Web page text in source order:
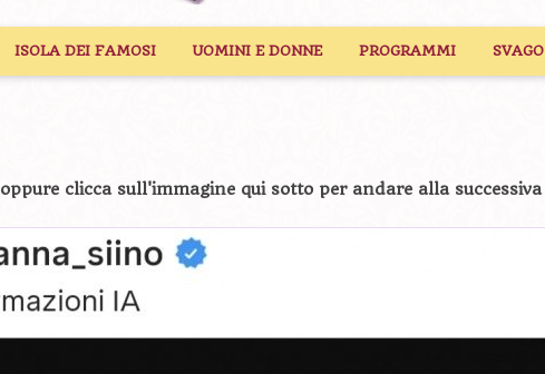
ISOLA DEI FAMOSI UOMINI E DONNE PROGRAMMI SVAGO
oppure clicca sull'immagine qui sotto per andare alla successiva